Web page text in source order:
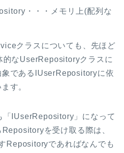
・・・メモリ上(配列な
クラスについても、先ほど
的なUserRepositoryクラスに
であるIUserRepositoryに依
す。
IUserRepository」になって
を受け取る際は、
Repositoryであればなんでも